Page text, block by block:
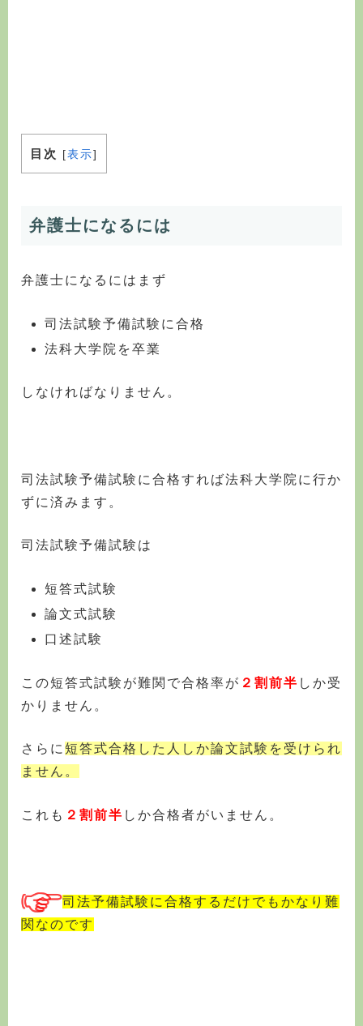
目次 [表示]
弁護士になるには
弁護士になるにはまず
司法試験予備試験に合格
法科大学院を卒業
しなければなりません。
司法試験予備試験に合格すれば法科大学院に行か
ずに済みます。
司法試験予備試験は
短答式試験
論文式試験
口述試験
この短答式試験が難関で合格率が ２割前半 しか受
かりません。
さらに短答式合格した人しか論文試験を受けられ
ません。
これも ２割前半 しか合格者がいません。
司法予備試験に合格するだけでもかなり難
関なのです